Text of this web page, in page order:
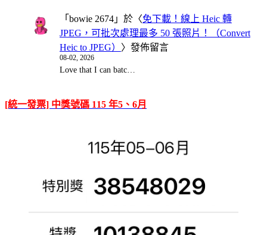
「 bowie 2674 」於〈免下載！線上 Heic 轉
JPEG，可批次處理最多 50 張照片！（Convert
Heic to JPEG） 〉發佈留言
08-02, 2026
Love that I can batc…
[統一發票] 中獎號碼 115 年5、6月